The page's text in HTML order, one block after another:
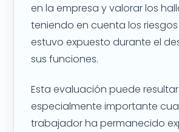
en la empresa y valorar los
teniendo en cuenta los
estuvo expuesto durante el
sus funciones.
Esta evaluación puede resultar
especialmente importante
trabajador ha permanecido